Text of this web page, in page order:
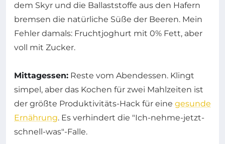
dem Skyr und die Ballaststoffe aus den Hafern
bremsen die natürliche Süße der Beeren. Mein
Fehler damals: Fruchtjoghurt mit 0% Fett, aber
voll mit Zucker.
Mittagessen: Reste vom Abendessen. Klingt
simpel, aber das Kochen für zwei Mahlzeiten ist
der größte Produktivitäts-Hack für eine gesunde
Ernährung. Es verhindert die "Ich-nehme-jetzt-
schnell-was"-Falle.